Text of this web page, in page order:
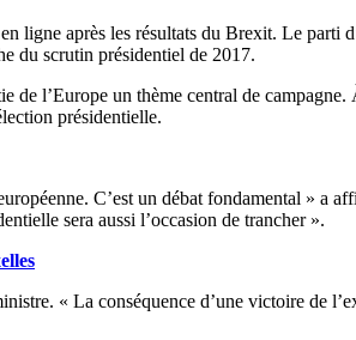
ligne après les résultats du Brexit. Le parti
du scrutin présidentiel de 2017.
l’Europe un thème central de
présidentielle.
C’est un débat fondamental » a
sera aussi l’occasion de trancher ».
« La conséquence d’une victoire de